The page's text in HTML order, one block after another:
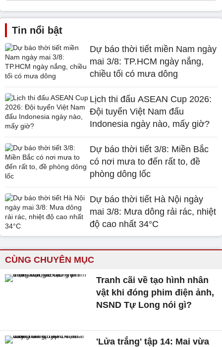
Tin nổi bật
Dự báo thời tiết miền Nam ngày
mai 3/8: TP.HCM ngày nắng,
chiều tối có mưa dông
Lịch thi đấu ASEAN Cup 2026:
Đội tuyển Việt Nam đấu
Indonesia ngày nào, mấy giờ?
Dự báo thời tiết 3/8: Miền Bắc
có nơi mưa to đến rất to, đề
phòng dông lốc
Dự báo thời tiết Hà Nội ngày
mai 3/8: Mưa dông rải rác, nhiệt
độ cao nhất 34°C
CÙNG CHUYÊN MỤC
Tranh cãi về tạo hình nhân
vật khi đóng phim điện ảnh,
NSND Tự Long nói gì?
'Lửa trắng' tập 14: Mai vừa